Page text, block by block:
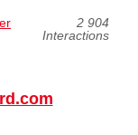
2 904
Interactions